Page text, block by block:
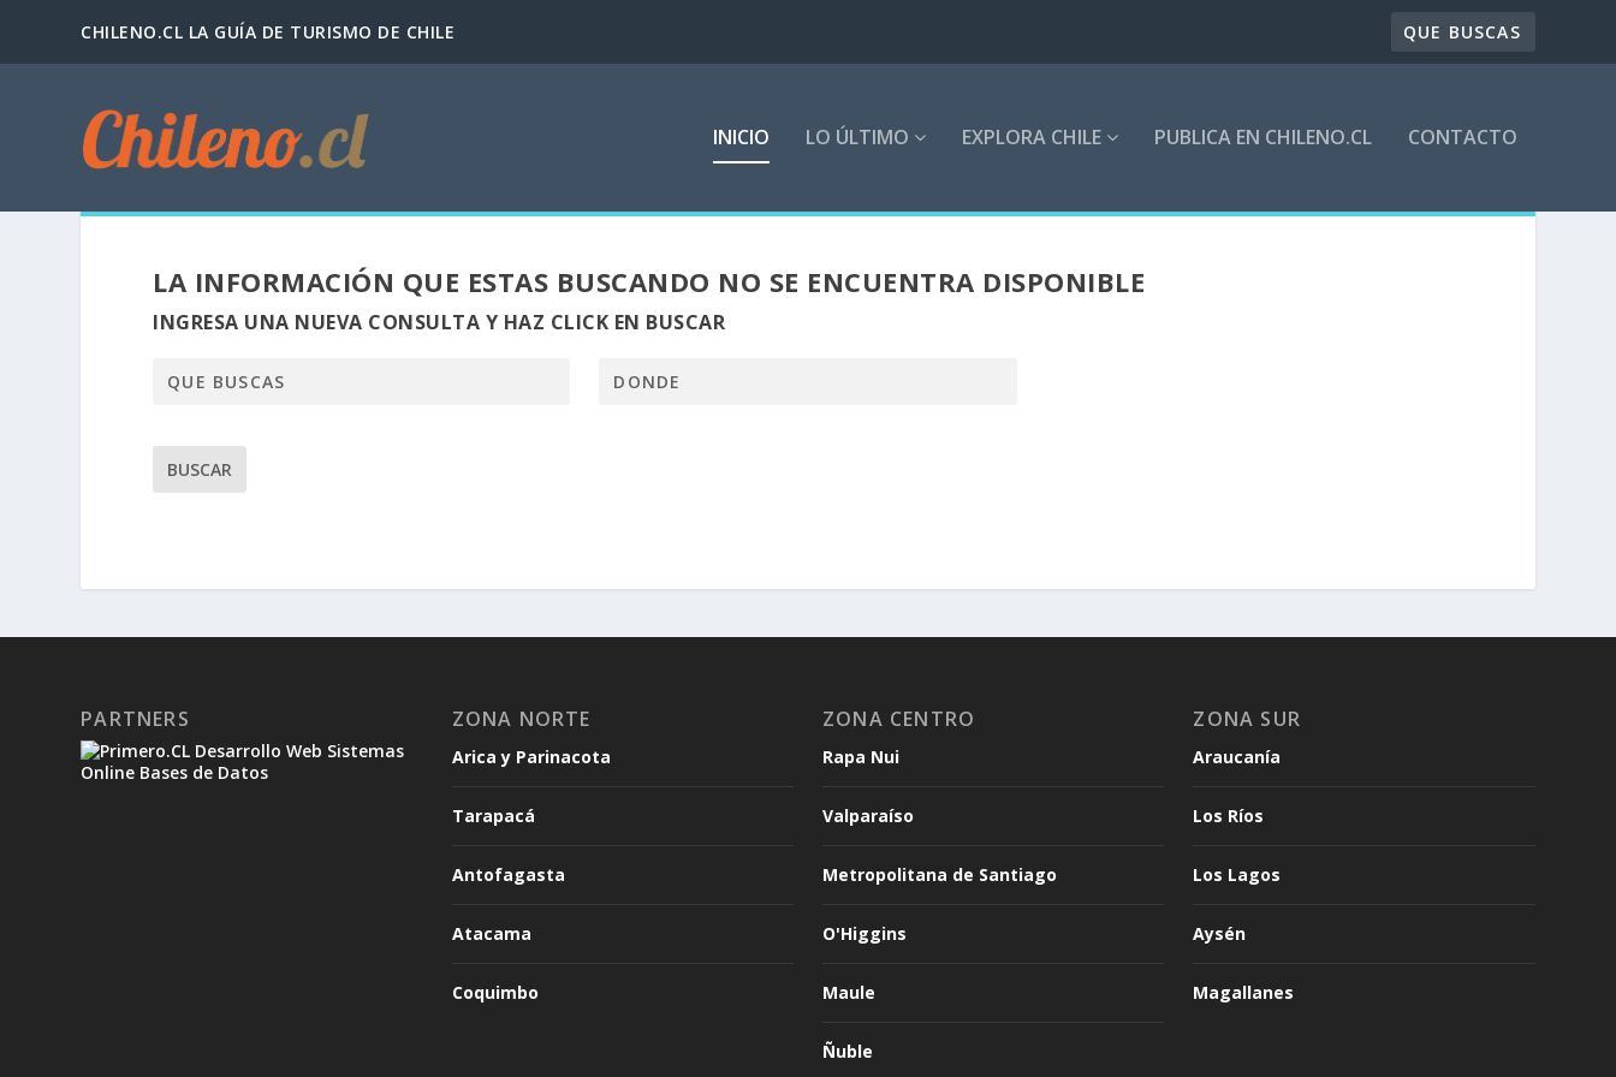
CHILENO.CL LA GUÍA DE TURISMO DE CHILE
INICIO LO ÚLTIMO EXPLORA CHILE PUBLICA EN CHILENO.CL CONTACTO
LA INFORMACIÓN QUE ESTAS BUSCANDO NO SE ENCUENTRA DISPONIBLE
INGRESA UNA NUEVA CONSULTA Y HAZ CLICK EN BUSCAR
PARTNERS ZONA NORTE
Arica y Parinacota
Tarapacá
Antofagasta
Atacama
Coquimbo
ZONA CENTRO
Rapa Nui
Valparaíso
Metropolitana de Santiago
O'Higgins
Maule
Ñuble
ZONA SUR
Araucanía
Los Ríos
Los Lagos
Aysén
Magallanes